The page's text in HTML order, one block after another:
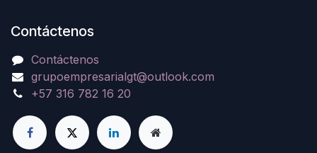
Contáctenos
Contáctenos
grupoempresarialgt@outlook.com
+57 316 782 16 20